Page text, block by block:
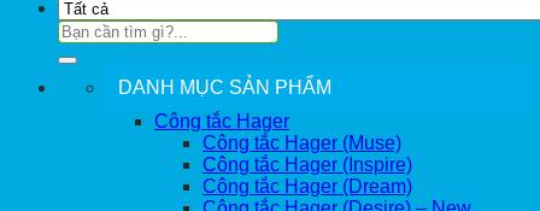
Tìm
DANH MỤC SẢN PHẨM
Công tắc Hager
Công tắc Hager (Muse)
Công tắc Hager (Inspire)
Công tắc Hager (Dream)